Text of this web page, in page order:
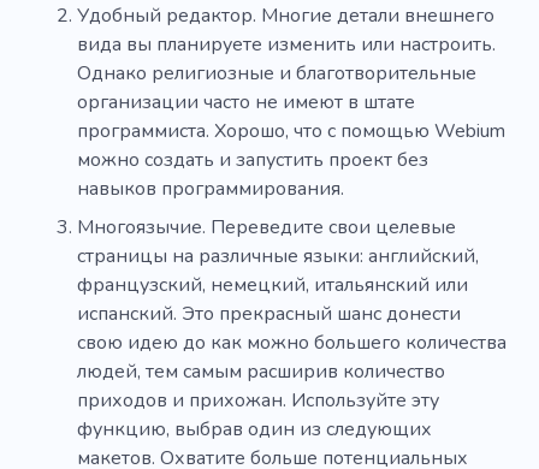
Удобный редактор. Многие детали внешнего
вида вы планируете изменить или настроить.
Однако религиозные и благотворительные
организации часто не имеют в штате
программиста. Хорошо, что с помощью Webium
можно создать и запустить проект без
навыков программирования.
Многоязычие. Переведите свои целевые
страницы на различные языки: английский,
французский, немецкий, итальянский или
испанский. Это прекрасный шанс донести
свою идею до как можно большего количества
людей, тем самым расширив количество
приходов и прихожан. Используйте эту
функцию, выбрав один из следующих
макетов. Охватите больше потенциальных